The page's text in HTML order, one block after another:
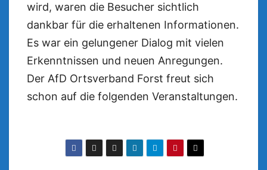
wird, waren die Besucher sichtlich
dankbar für die erhaltenen Informationen.
Es war ein gelungener Dialog mit vielen
Erkenntnissen und neuen Anregungen.
Der AfD Ortsverband Forst freut sich
schon auf die folgenden Veranstaltungen.